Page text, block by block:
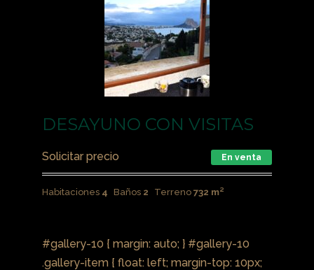
DESAYUNO CON VISITAS
Solicitar precio En venta
Habitaciones 4 Baños 2 Terreno 732 m²
#gallery-10 { margin: auto; } #gallery-10
.gallery-item { float: left; margin-top: 10px;